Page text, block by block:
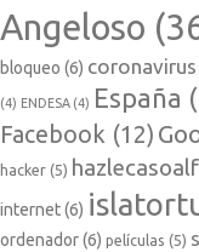
Angeloso
bloqueo (6) coronavirus
(4) ENDESA (4) España
Facebook (12)
hacker (5)
internet(6)
ordenador(6) películas (5)